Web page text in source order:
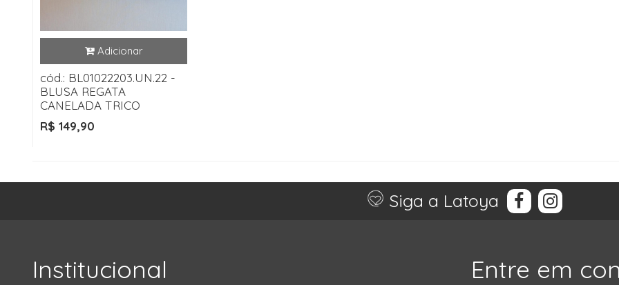
cód.: BL01022203.UN.22 -
BLUSA REGATA
CANELADA TRICO
R$ 149,90
Siga a Latoya
Institucional Entre em